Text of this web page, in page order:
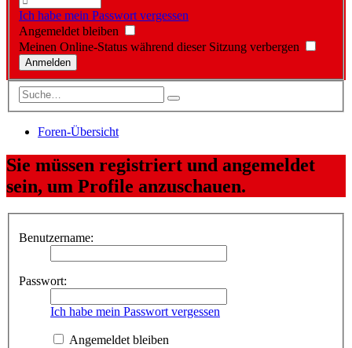
Ich habe mein Passwort vergessen
Angemeldet bleiben
Meinen Online-Status während dieser Sitzung verbergen
Foren-Übersicht
Sie müssen registriert und angemeldet
sein, um Profile anzuschauen.
Benutzername:
Passwort:
Ich habe mein Passwort vergessen
Angemeldet bleiben